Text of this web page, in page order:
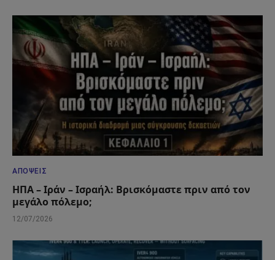
ΑΠΌΨΕΙΣ
ΗΠΑ – Ιράν – Ισραήλ: Βρισκόμαστε πριν από τον
μεγάλο πόλεμο;
12/07/2026